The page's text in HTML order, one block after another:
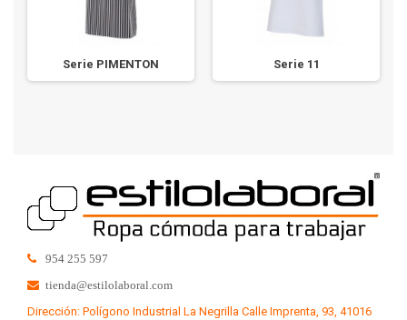
Serie PIMENTON Serie 11
954 255 597
tienda@estilolaboral.com
Dirección: Polígono Industrial La Negrilla Calle Imprenta, 93, 41016